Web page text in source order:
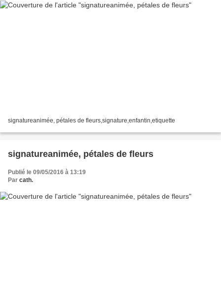
signatureanimée, pétales de fleurs,signature,enfantin,etiquette
signatureanimée, pétales de fleurs
Publié le 09/05/2016 à 13:19
Par cath.